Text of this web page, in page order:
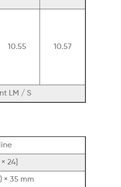
10.55 10.57
LM / S
24]
× 35 mm